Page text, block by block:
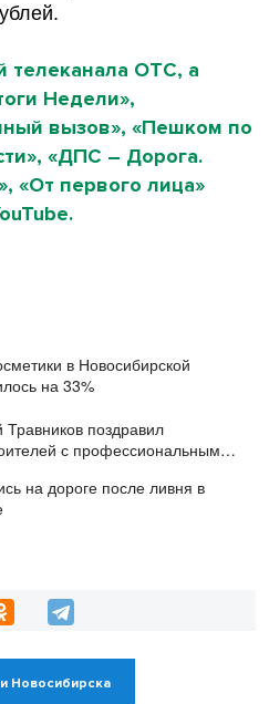
телеканала ОТС, а
Недели»,
вызов», «Пешком по
«ДПС – Дорога.
«От первого лица»
в Новосибирской
на 33%
поздравил
с профессиональным
на дороге после ливня в
Новосибирска